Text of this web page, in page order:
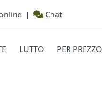
| Chat
LUTTO PER PREZZO